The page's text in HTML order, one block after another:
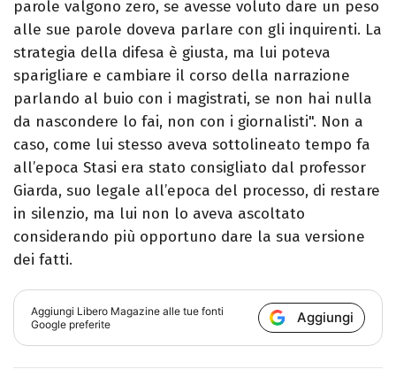
parole valgono zero, se avesse voluto dare un peso
alle sue parole doveva parlare con gli inquirenti. La
strategia della difesa è giusta, ma lui poteva
sparigliare e cambiare il corso della narrazione
parlando al buio con i magistrati, se non hai nulla
da nascondere lo fai, non con i giornalisti". Non a
caso, come lui stesso aveva sottolineato tempo fa
all’epoca Stasi era stato consigliato dal professor
Giarda, suo legale all’epoca del processo, di restare
in silenzio, ma lui non lo aveva ascoltato
considerando più opportuno dare la sua versione
dei fatti.
Aggiungi Libero Magazine alle tue fonti
Google preferite
Aggiungi